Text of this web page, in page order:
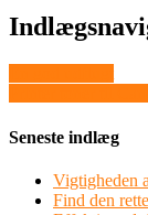
Seneste indlæg
Vigtigheden
Find den